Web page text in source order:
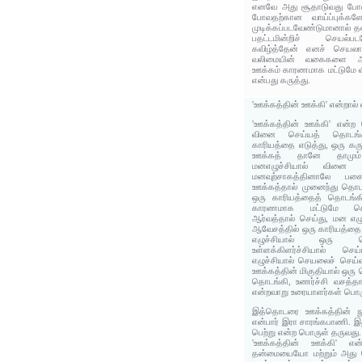
எனவே அது சூதாடுவது
போவதற்கான
முடிக்கப்படவேண்டுமானால்
பதட்டமின்றிச்
கவிழ்த்தேன் எனச்
வலிமையின் வகைகளை
ஊக்கம் காரணமாக மட்டுமே
என்பது கருத்து.
'ஊக்கத்தின் ஊக்கி' என்றால்
'ஊக்கத்தின் ஊக்கி' என்ற
வினை செய்யத்
காரியத்தை எடுத்து, ஒரு
ஊக்கத் தானே
மனஎழுச்சியால்
மனவுற்சாகத்தினாலே
ஊக்கத்தால் முனைந்து
ஒரு காரியத்தைத்
காரணமாக மட்டுமே
ஆர்வத்தால் செய்து, மன
ஆவேசத்தில் ஒரு
எழுச்சியால் ஒரு
உள்ளக்கிளர்ச்சியால்
எழுச்சியால் செயலைச்
ஊக்கத்தின் மிகுதியால்
தொடங்கி, உணர்ச்சி
என்றவாறு உரையாளர்கள்
இத்தொடரை ஊக்கத்தின்
என்பார் இரா சாரங்கபாணி.
பெற்று என்ற பொருள் தருவது.
'ஊக்கத்தின் ஊக்கி'
தன்மையையோ மற்றும் அது